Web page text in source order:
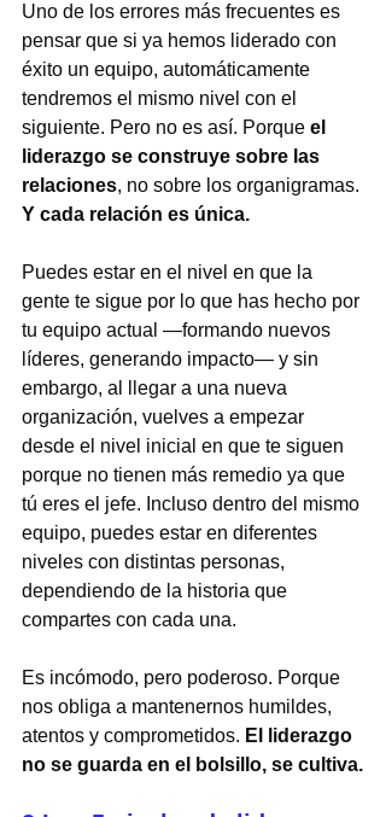
Uno de los errores más frecuentes es
pensar que si ya hemos liderado con
éxito un equipo, automáticamente
tendremos el mismo nivel con el
siguiente. Pero no es así. Porque el
liderazgo se construye sobre las
relaciones, no sobre los organigramas.
Y cada relación es única.
Puedes estar en el nivel en que la
gente te sigue por lo que has hecho por
tu equipo actual —formando nuevos
líderes, generando impacto— y sin
embargo, al llegar a una nueva
organización, vuelves a empezar
desde el nivel inicial en que te siguen
porque no tienen más remedio ya que
tú eres el jefe. Incluso dentro del mismo
equipo, puedes estar en diferentes
niveles con distintas personas,
dependiendo de la historia que
compartes con cada una.
Es incómodo, pero poderoso. Porque
nos obliga a mantenernos humildes,
atentos y comprometidos. El liderazgo
no se guarda en el bolsillo, se cultiva.